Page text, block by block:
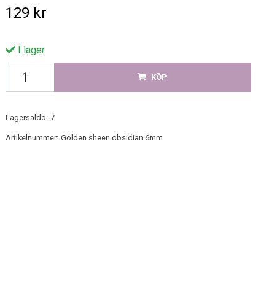
129 kr
I lager
KÖP
Lagersaldo: 7
Artikelnummer: Golden sheen obsidian 6mm